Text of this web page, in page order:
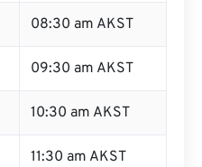
08:30 am AKST
09:30 am AKST
10:30 am AKST
11:30 am AKST